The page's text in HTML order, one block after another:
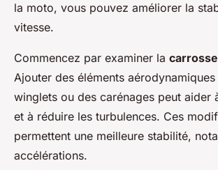
la moto, vous pouvez améliorer la
vitesse.
Commencez par examiner la
Ajouter des éléments
winglets ou des carénages peut aider
et à réduire les turbulences. Ces
permettent une meilleure stabilité,
accélérations.